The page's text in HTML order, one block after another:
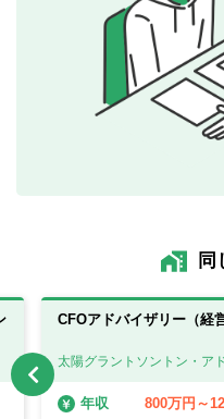
同
CFOアドバイザリー（経
太陽グラントソントン・ア
年収
800万円～